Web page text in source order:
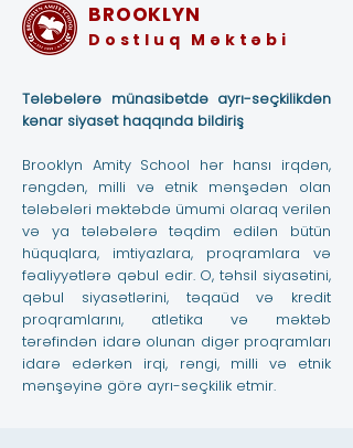
BROOKLYN
Dostluq Məktəbi
Tələbələrə münasibətdə ayrı-seçkilikdən
kənar siyasət haqqında bildiriş
Brooklyn Amity School hər hansı irqdən,
rəngdən, milli və etnik mənşədən olan
tələbələri məktəbdə ümumi olaraq verilən
və ya tələbələrə təqdim edilən bütün
hüquqlara, imtiyazlara, proqramlara və
fəaliyyətlərə qəbul edir. O, təhsil siyasətini,
qəbul siyasətlərini, təqaüd və kredit
proqramlarını, atletika və məktəb
tərəfindən idarə olunan digər proqramları
idarə edərkən irqi, rəngi, milli və etnik
mənşəyinə görə ayrı-seçkilik etmir.